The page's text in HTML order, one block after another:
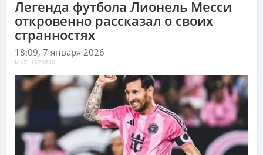
Легенда футбола Лионель Месси
откровенно рассказал о своих
странностях
18:09, 7 января 2026
MKZ: 1523860